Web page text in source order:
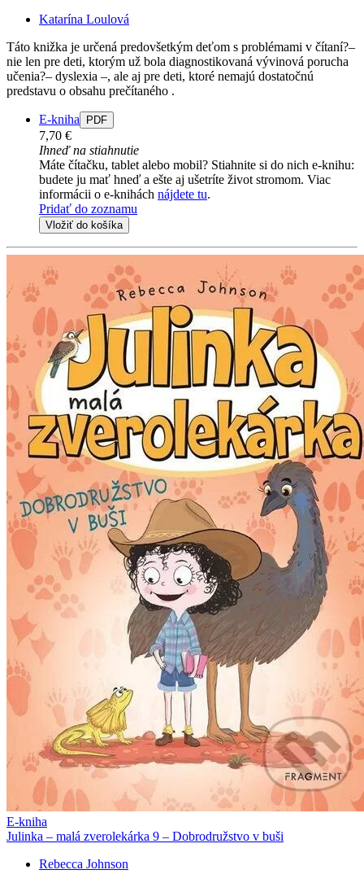
Katarína Loulová
Táto knižka je určená predovšetkým deťom s problémami v čítaní?–
nie len pre deti, ktorým už bola diagnostikovaná vývinová porucha
učenia?– dyslexia –, ale aj pre deti, ktoré nemajú dostatočnú
predstavu o obsahu prečítaného .
E-kniha PDF
7,70 €
Ihneď na stiahnutie
Máte čítačku, tablet alebo mobil? Stiahnite si do nich e-knihu:
budete ju mať hneď a ešte aj ušetríte život stromom. Viac
informácii o e-knihách nájdete tu.
Pridať do zoznamu
Vložiť do košíka
E-kniha
Julinka – malá zverolekárka 9 – Dobrodružstvo v buši
Rebecca Johnson